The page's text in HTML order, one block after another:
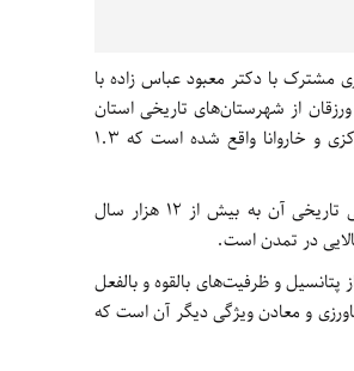
مشترک با دکتر معبود عباس زاده با
از شهرستان‌های تاریخی استان
است که در فاصله ۷۰ کلیومتری از مرکز استان و در دو بخش بخش مرکزی و خاروانا واقع شده است که ۱.۳
وی ادامه داد: براساس آثار تاریخی و سنگ نگاره‌های در منطقه پیش‌بینی تاریخی آن به بیش از ۱۲ هزار سال
در تمدن است.
و ظرفیت‌های بالقوه و بالفعل
و معادن ویژگی دیگر آن است که